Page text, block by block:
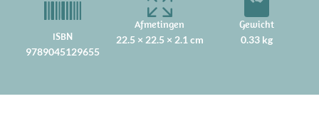
ISBN
9789045129655
Afmetingen
22.5 × 22.5 × 2.1 cm
Gewicht
0.33 kg